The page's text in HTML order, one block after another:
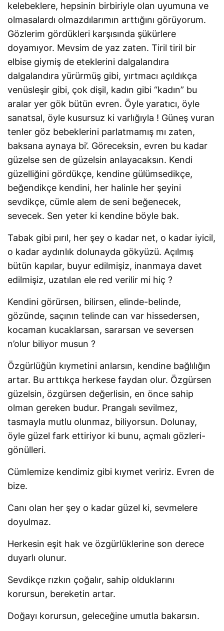
kelebeklere, hepsinin birbiriyle olan uyumuna ve
olmasalardı olmazdılarımın arttığını görüyorum.
Gözlerim gördükleri karşısında şükürlere
doyamıyor. Mevsim de yaz zaten. Tiril tiril bir
elbise giymiş de eteklerini dalgalandıra
dalgalandıra yürürmüş gibi, yırtmacı açıldıkça
venüsleşir gibi, çok dişil, kadın gibi “kadın” bu
aralar yer gök bütün evren. Öyle yaratıcı, öyle
sanatsal, öyle kusursuz ki varlığıyla ! Güneş vuran
tenler göz bebeklerini parlatmamış mı zaten,
baksana aynaya bi’. Göreceksin, evren bu kadar
güzelse sen de güzelsin anlayacaksın. Kendi
güzelliğini gördükçe, kendine gülümsedikçe,
beğendikçe kendini, her halinle her şeyini
sevdikçe, cümle alem de seni beğenecek,
sevecek. Sen yeter ki kendine böyle bak.
Tabak gibi pırıl, her şey o kadar net, o kadar iyicil,
o kadar aydınlık dolunayda gökyüzü. Açılmış
bütün kapılar, buyur edilmişiz, inanmaya davet
edilmişiz, uzatılan ele red verilir mi hiç ?
Kendini görürsen, bilirsen, elinde-belinde,
gözünde, saçının telinde can var hissedersen,
kocaman kucaklarsan, sararsan ve seversen
n’olur biliyor musun ?
Özgürlüğün kıymetini anlarsın, kendine bağlılığın
artar. Bu arttıkça herkese faydan olur. Özgürsen
güzelsin, özgürsen değerlisin, en önce sahip
olman gereken budur. Prangalı sevilmez,
tasmayla mutlu olunmaz, biliyorsun. Dolunay,
öyle güzel fark ettiriyor ki bunu, açmalı gözleri-
gönülleri.
Cümlemize kendimiz gibi kıymet veririz. Evren de
bize.
Canı olan her şey o kadar güzel ki, sevmelere
doyulmaz.
Herkesin eşit hak ve özgürlüklerine son derece
duyarlı olunur.
Sevdikçe rızkın çoğalır, sahip olduklarını
korursun, bereketin artar.
Doğayı korursun, geleceğine umutla bakarsın.